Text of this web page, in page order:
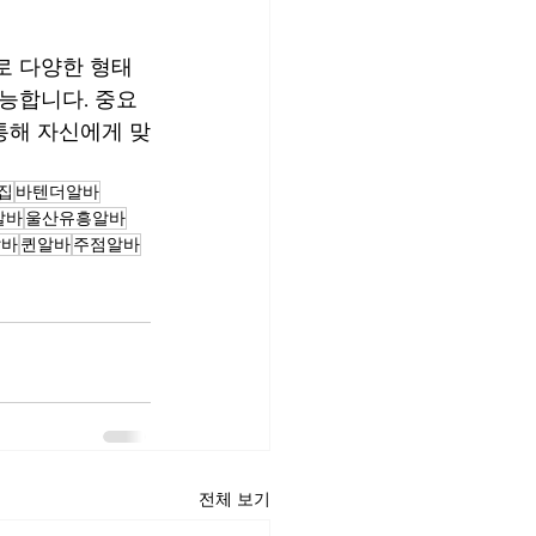
다양한 형태
합니다. 중요
해 자신에게 맞
바텐더알바
바울산유흥알바
퀸알바주점알바
전체 보기